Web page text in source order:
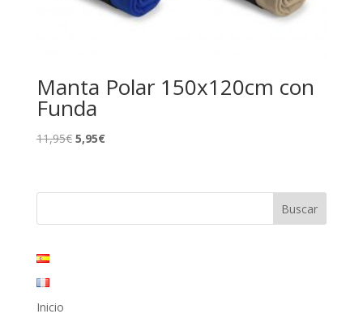
Manta Polar 150x120cm con
Funda
11,95€ El
era:
5,95€El
es:
Inicio